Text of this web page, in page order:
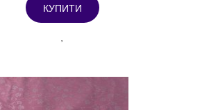
КУПИТИ